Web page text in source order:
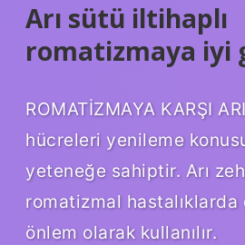
Arı sütü iltihaplı
romatizmaya iyi
ROMATİZMAYA KARŞI
hücreleri yenileme
yeteneğe sahiptir. Arı
romatizmal
önlem olarak kullanılır.